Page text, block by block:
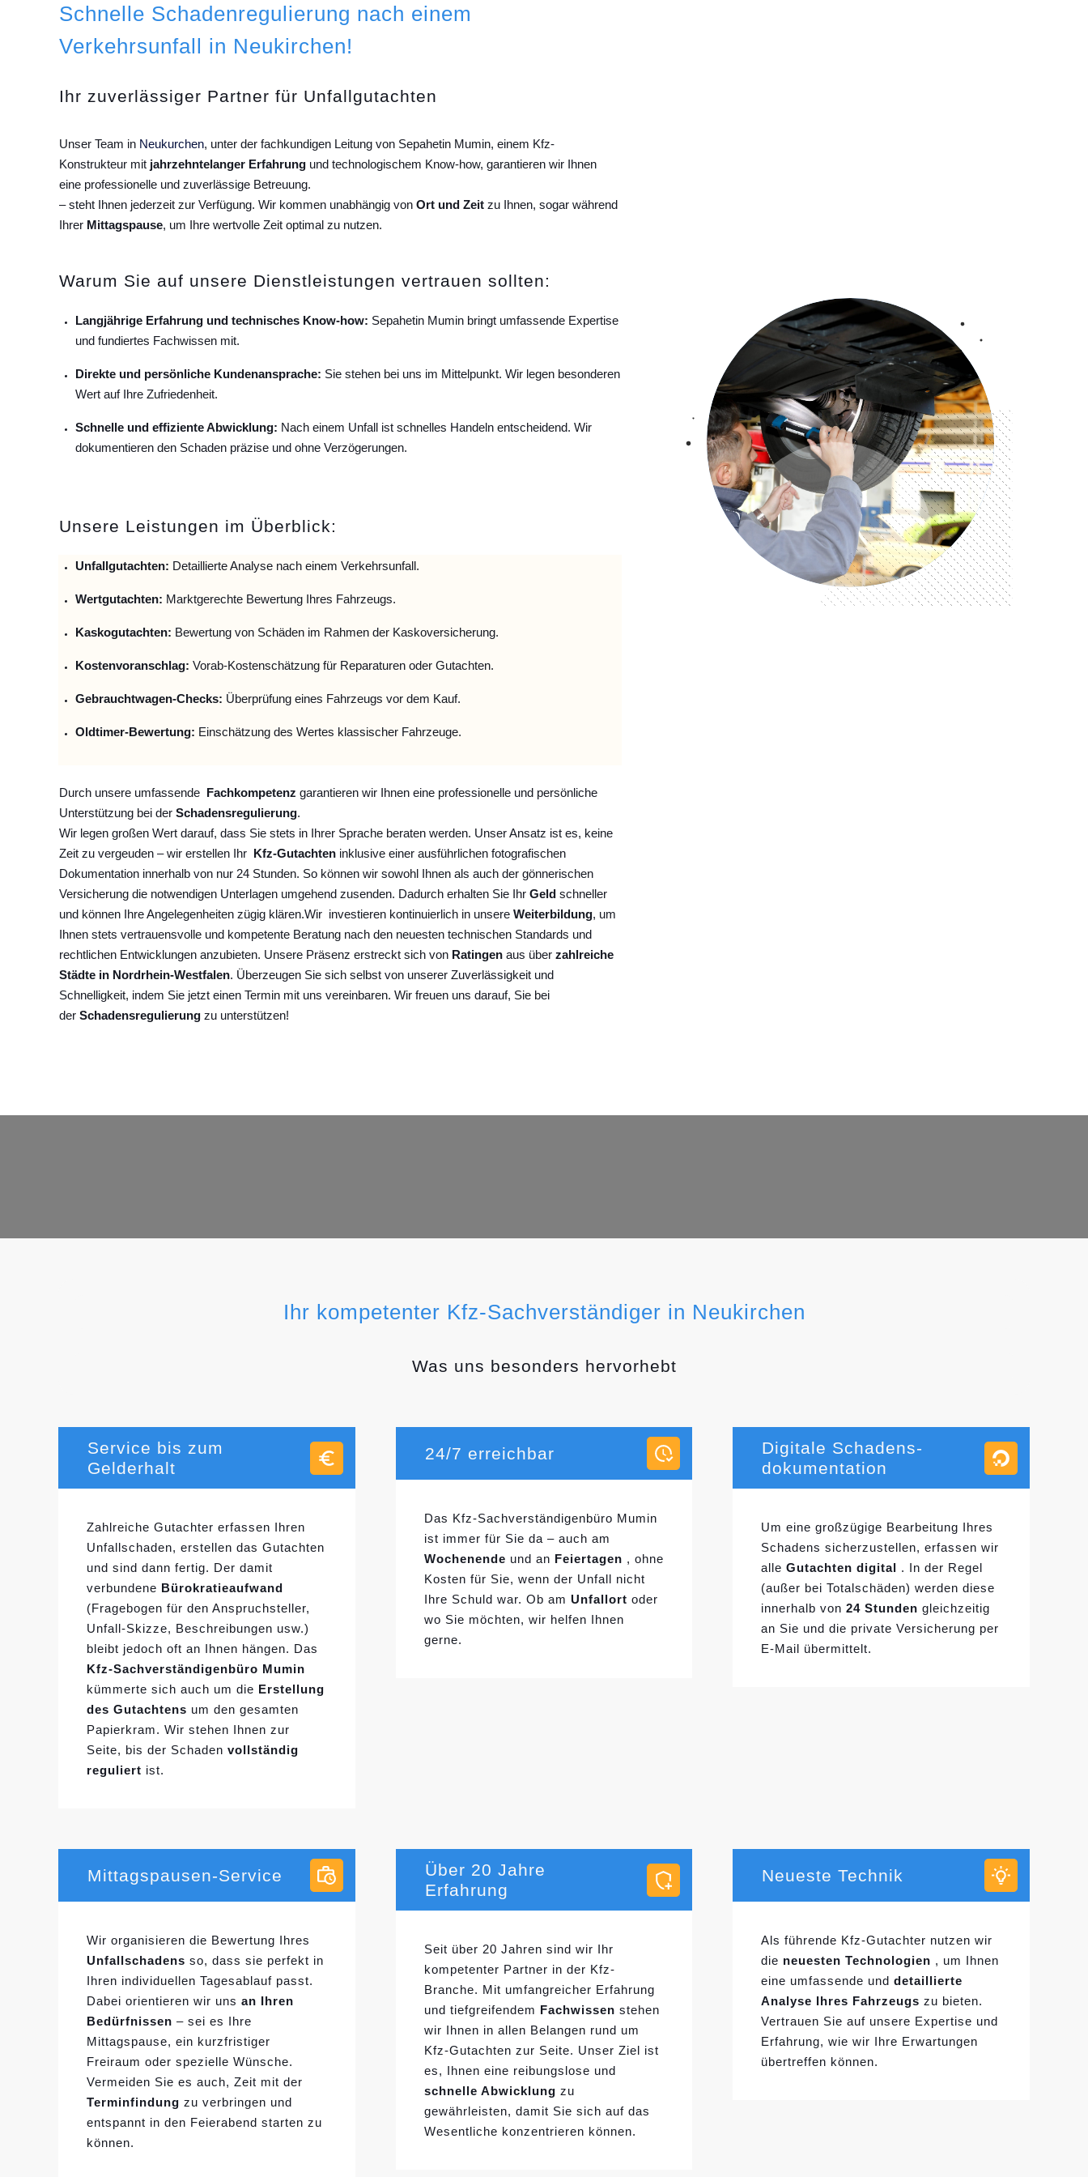
Schnelle Schadenregulierung nach einem
Verkehrsunfall in Neukirchen!
Ihr zuverlässiger Partner für Unfallgutachten
Unser Team in Neukurchen, unter der fachkundigen Leitung von Sepahetin Mumin, einem Kfz-
Konstrukteur mit jahrzehntelanger Erfahrung und technologischem Know-how, garantieren wir Ihnen
eine professionelle und zuverlässige Betreuung.
– steht Ihnen jederzeit zur Verfügung. Wir kommen unabhängig von Ort und Zeit zu Ihnen, sogar während
Ihrer Mittagspause, um Ihre wertvolle Zeit optimal zu nutzen.
Warum Sie auf unsere Dienstleistungen vertrauen sollten:
Langjährige Erfahrung und technisches Know-how: Sepahetin Mumin bringt umfassende Expertise
und fundiertes Fachwissen mit.
Direkte und persönliche Kundenansprache: Sie stehen bei uns im Mittelpunkt. Wir legen besonderen
Wert auf Ihre Zufriedenheit.
Schnelle und effiziente Abwicklung: Nach einem Unfall ist schnelles Handeln entscheidend. Wir
dokumentieren den Schaden präzise und ohne Verzögerungen.
Unsere Leistungen im Überblick:
Unfallgutachten: Detaillierte Analyse nach einem Verkehrsunfall.
Wertgutachten: Marktgerechte Bewertung Ihres Fahrzeugs.
Kaskogutachten: Bewertung von Schäden im Rahmen der Kaskoversicherung.
Kostenvoranschlag: Vorab-Kostenschätzung für Reparaturen oder Gutachten.
Gebrauchtwagen-Checks: Überprüfung eines Fahrzeugs vor dem Kauf.
Oldtimer-Bewertung: Einschätzung des Wertes klassischer Fahrzeuge.
Durch unsere umfassende Fachkompetenz garantieren wir Ihnen eine professionelle und persönliche
Unterstützung bei der Schadensregulierung.
Wir legen großen Wert darauf, dass Sie stets in Ihrer Sprache beraten werden. Unser Ansatz ist es, keine
Zeit zu vergeuden – wir erstellen Ihr
Kfz-Gutachten inklusive einer ausführlichen fotografischen
Dokumentation innerhalb von nur 24 Stunden. So können wir sowohl Ihnen als auch der gönnerischen
Versicherung die notwendigen Unterlagen umgehend zusenden. Dadurch erhalten Sie Ihr Geld schneller
und können Ihre Angelegenheiten zügig klären.Wir investieren kontinuierlich in unsere Weiterbildung, um
Ihnen stets vertrauensvolle und kompetente Beratung nach den neuesten technischen Standards und
rechtlichen Entwicklungen anzubieten. Unsere Präsenz erstreckt sich von Ratingen aus über zahlreiche
Städte in Nordrhein-Westfalen. Überzeugen Sie sich selbst von unserer Zuverlässigkeit und
Schnelligkeit, indem Sie jetzt einen Termin mit uns vereinbaren. Wir freuen uns darauf, Sie bei
der Schadensregulierung zu unterstützen!
Ihr kompetenter Kfz-Sachverständiger in Neukirchen
Was uns besonders hervorhebt
Service bis zum
Gelderhalt
Zahlreiche Gutachter erfassen Ihren
Unfallschaden, erstellen das Gutachten
und sind dann fertig. Der damit
verbundene Bürokratieaufwand
(Fragebogen für den Anspruchsteller,
Unfall-Skizze, Beschreibungen usw.)
bleibt jedoch oft an Ihnen hängen. Das
Kfz-Sachverständigenbüro Mumin
kümmerte sich auch um die Erstellung
des Gutachtens um den gesamten
Papierkram. Wir stehen Ihnen zur
Seite, bis der Schaden vollständig
reguliert ist.
24/7 erreichbar
Das Kfz-Sachverständigenbüro Mumin
ist immer für Sie da – auch am
Wochenende und an Feiertagen , ohne
Kosten für Sie, wenn der Unfall nicht
Ihre Schuld war. Ob am Unfallort oder
wo Sie möchten, wir helfen Ihnen
gerne.
Digitale Schadens-
dokumentation
Um eine großzügige Bearbeitung Ihres
Schadens sicherzustellen, erfassen wir
alleGutachten digital
. In der Regel
(außer bei Totalschäden) werden diese
innerhalb von24 Stunden gleichzeitig
an Sie und die private Versicherung per
E-Mail übermittelt.
Mittagspausen-Service
Wir organisieren die Bewertung Ihres
Unfallschadens so, dass sie perfekt in
Ihren individuellen Tagesablauf passt.
Dabei orientieren wir uns an Ihren
Bedürfnissen – sei es Ihre
Mittagspause, ein kurzfristiger
Freiraum oder spezielle Wünsche.
Vermeiden Sie es auch, Zeit mit der
Terminfindung zu verbringen und
entspannt in den Feierabend starten zu
können.
Über 20 Jahre
Erfahrung
Seit über 20 Jahren sind wir Ihr
kompetenter Partner in der Kfz-
Branche. Mit umfangreicher Erfahrung
und tiefgreifendem Fachwissen stehen
wir Ihnen in allen Belangen rund um
Kfz-Gutachten zur Seite. Unser Ziel ist
es, Ihnen eine reibungslose und
schnelle Abwicklung zu
gewährleisten, damit Sie sich auf das
Wesentliche konzentrieren können.
Neueste Technik
Als führende Kfz-Gutachter nutzen wir
die neuesten Technologien , um Ihnen
eine umfassende unddetaillierte
Analyse Ihres Fahrzeugs zu bieten.
Vertrauen Sie auf unsere Expertise und
Erfahrung, wie wir Ihre Erwartungen
übertreffen können.